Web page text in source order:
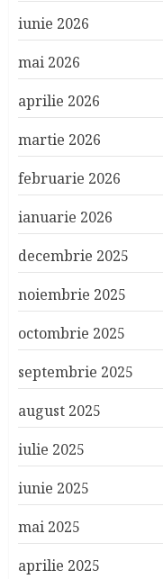
iunie 2026
mai 2026
aprilie 2026
martie 2026
februarie 2026
ianuarie 2026
decembrie 2025
noiembrie 2025
octombrie 2025
septembrie 2025
august 2025
iulie 2025
iunie 2025
mai 2025
aprilie 2025